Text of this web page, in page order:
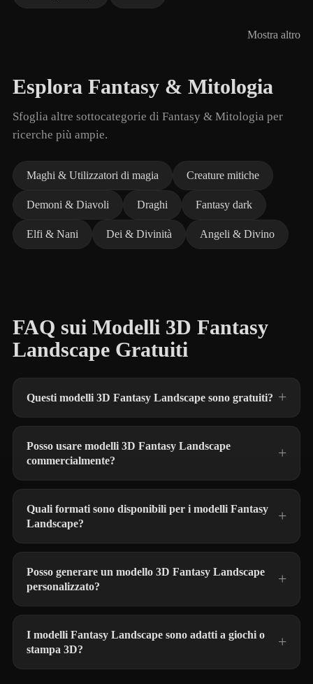
Mostra altro
Esplora Fantasy & Mitologia
Sfoglia altre sottocategorie di Fantasy & Mitologia per
ricerche più ampie.
Maghi & Utilizzatori di magia Creature mitiche
Demoni & Diavoli Draghi Fantasy dark
Elfi & Nani Dei & Divinità Angeli & Divino
FAQ sui Modelli 3D Fantasy
Landscape Gratuiti
Questi modelli 3D Fantasy Landscape sono gratuiti?
Posso usare modelli 3D Fantasy Landscape
commercialmente?
Quali formati sono disponibili per i modelli Fantasy
Landscape?
Posso generare un modello 3D Fantasy Landscape
personalizzato?
I modelli Fantasy Landscape sono adatti a giochi o
stampa 3D?